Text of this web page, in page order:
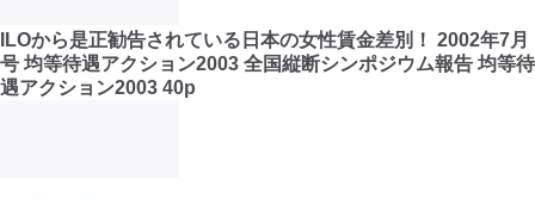
ILOから是正勧告されている日本の女性賃金差別！ 2002年7月
号 均等待遇アクション2003 全国縦断シンポジウム報告 均等待
遇アクション2003 40p